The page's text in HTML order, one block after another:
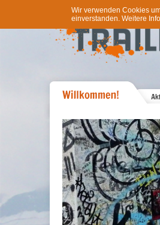
Wir verwenden Cookies
einverstanden. Weitere